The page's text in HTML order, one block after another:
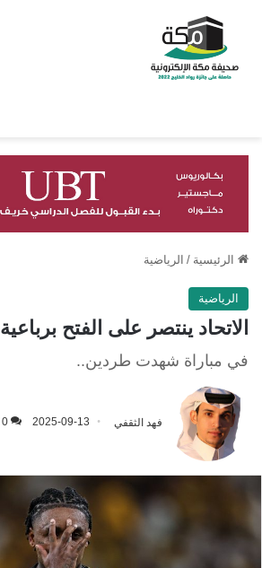
الرئيسية / الرياضية
الرياضية
الاتحاد ينتصر على الفتح برباعية
في مباراة شهدت طردين..
فهد الثقفي 2025-09-13
0